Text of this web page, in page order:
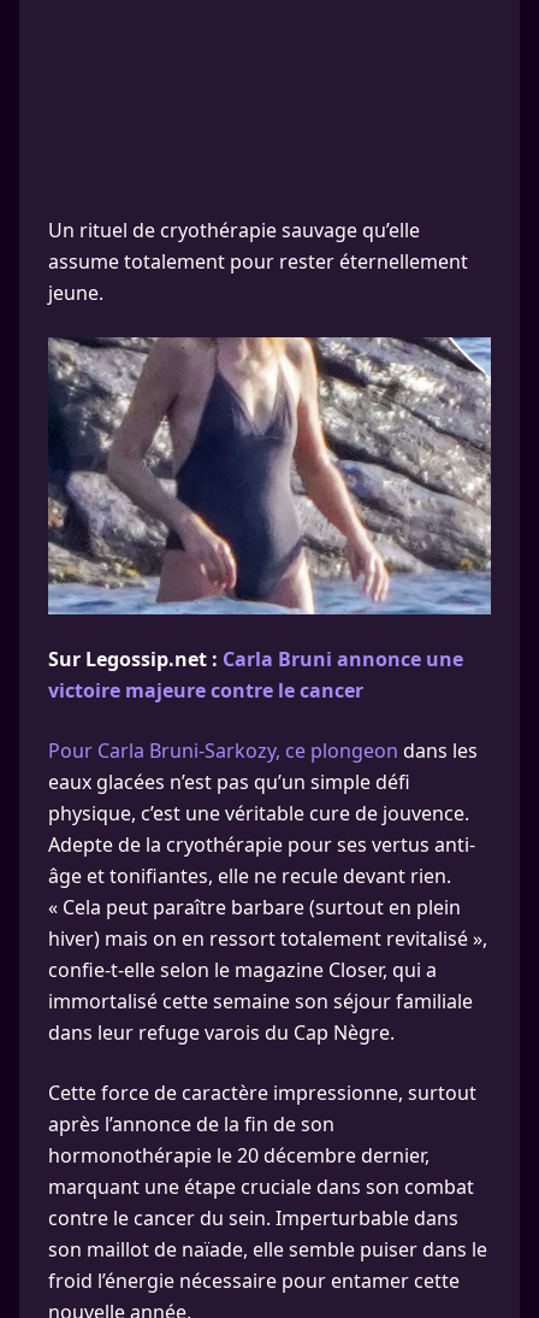
Un rituel de cryothérapie sauvage qu’elle
assume totalement pour rester éternellement
jeune.
Sur Legossip.net : Carla Bruni annonce une
victoire majeure contre le cancer
Pour Carla Bruni-Sarkozy, ce plongeon dans les
eaux glacées n’est pas qu’un simple défi
physique, c’est une véritable cure de jouvence.
Adepte de la cryothérapie pour ses vertus anti-
âge et tonifiantes, elle ne recule devant rien.
« Cela peut paraître barbare (surtout en plein
hiver) mais on en ressort totalement revitalisé »,
confie-t-elle selon le magazine Closer, qui a
immortalisé cette semaine son séjour familiale
dans leur refuge varois du Cap Nègre.
Cette force de caractère impressionne, surtout
après l’annonce de la fin de son
hormonothérapie le 20 décembre dernier,
marquant une étape cruciale dans son combat
contre le cancer du sein. Imperturbable dans
son maillot de naïade, elle semble puiser dans le
froid l’énergie nécessaire pour entamer cette
nouvelle année.